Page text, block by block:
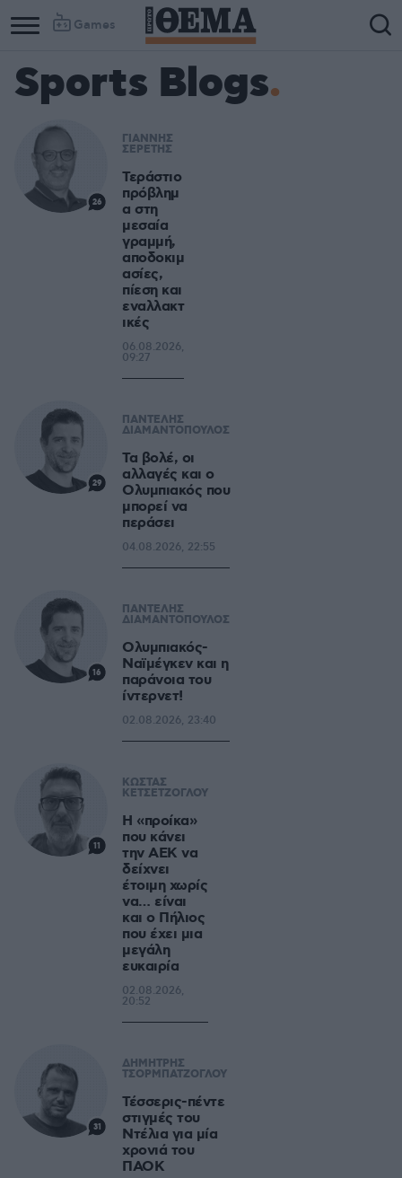
Games
Sports Blogs
26
ΓΙΑΝΝΗΣ
ΣΕΡΕΤΗΣ
Τεράστιο
πρόβλημ
α στη
μεσαία
γραμμή,
αποδοκιμ
ασίες,
πίεση και
εναλλακτ
ικές
06.08.2026,
09:27
29
ΠΑΝΤΕΛΗΣ
ΔΙΑΜΑΝΤΟΠΟΥΛΟΣ
Τα βολέ, οι
αλλαγές και ο
Ολυμπιακός που
μπορεί να
περάσει
04.08.2026, 22:55
16
ΠΑΝΤΕΛΗΣ
ΔΙΑΜΑΝΤΟΠΟΥΛΟΣ
Ολυμπιακός-
Ναϊμέγκεν και η
παράνοια του
ίντερνετ!
02.08.2026, 23:40
11
ΚΩΣΤΑΣ
ΚΕΤΣΕΤΖΟΓΛΟΥ
Η «προίκα»
που κάνει
την ΑΕΚ να
δείχνει
έτοιμη χωρίς
να… είναι
και ο Πήλιος
που έχει μια
μεγάλη
ευκαιρία
02.08.2026,
20:52
31
ΔΗΜΗΤΡΗΣ
ΤΣΟΡΜΠΑΤΖΟΓΛΟΥ
Τέσσερις-πέντε
στιγμές του
Ντέλια για μία
χρονιά του
ΠΑΟΚ